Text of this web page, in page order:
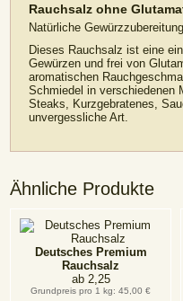
Rauchsalz ohne
Natürliche
Dieses Rauchsalz ist eine
Gewürzen und frei von
aromatischen
Schmiedel in verschiedenen
Steaks, Kurzgebratenes,
unvergessliche Art.
Ähnliche Produkte
Deutsches Premium
Rauchsalz
ab 2,25
Grundpreis pro 1 kg: 45,00 €